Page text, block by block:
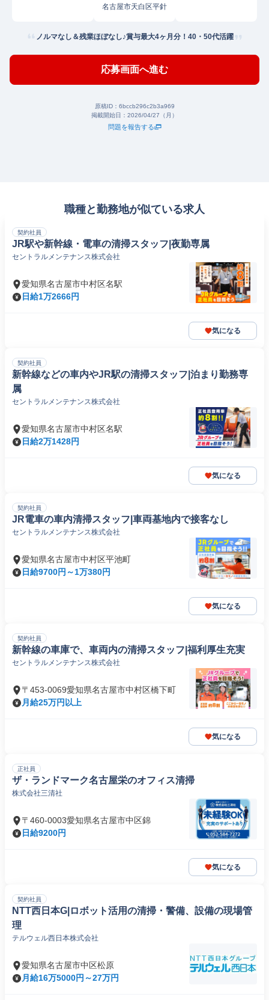
名古屋市天白区平針
ノルマなし＆残業ほぼなし♪賞与最大4ヶ月分！40・50代活躍
応募画面へ進む
原稿ID： 6bccb296c2b3a969
掲載開始日： 2026/04/27（月）
問題を報告する
職種と勤務地が似ている求人
契約社員
JR駅や新幹線・電車の清掃スタッフ|夜勤専属
セントラルメンテナンス株式会社
愛知県名古屋市中村区名駅
日給1万2666円
気になる
契約社員
新幹線などの車内やJR駅の清掃スタッフ|泊まり勤務専
属
セントラルメンテナンス株式会社
愛知県名古屋市中村区名駅
日給2万1428円
気になる
契約社員
JR電車の車内清掃スタッフ|車両基地内で接客なし
セントラルメンテナンス株式会社
愛知県名古屋市中村区平池町
日給9700円～1万380円
気になる
契約社員
新幹線の車庫で、車両内の清掃スタッフ|福利厚生充実
セントラルメンテナンス株式会社
〒453-0069愛知県名古屋市中村区橋下町
月給25万円以上
気になる
正社員
ザ・ランドマーク名古屋栄のオフィス清掃
株式会社三清社
〒460-0003愛知県名古屋市中区錦
日給9200円
気になる
契約社員
NTT西日本G|ロボット活用の清掃・警備、設備の現場管
理
テルウェル西日本株式会社
愛知県名古屋市中区松原
月給16万5000円～27万円